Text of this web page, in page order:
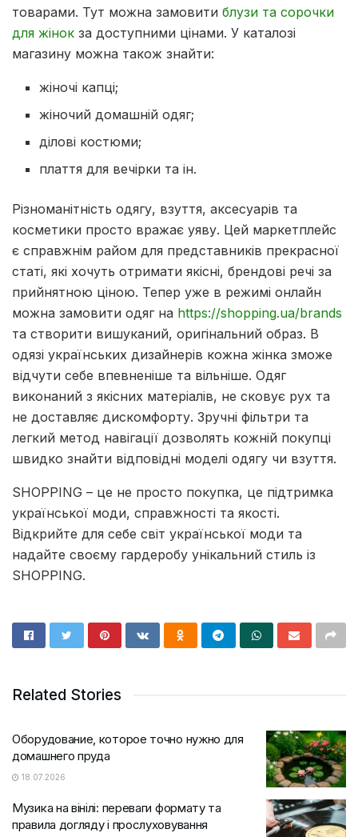
товарами. Тут можна замовити блузи та сорочки
для жінок за доступними цінами. У каталозі
магазину можна також знайти:
жіночі капці;
жіночий домашній одяг;
ділові костюми;
плаття для вечірки та ін.
Різноманітність одягу, взуття, аксесуарів та
косметики просто вражає уяву. Цей маркетплейс
є справжнім райом для представників прекрасної
статі, які хочуть отримати якісні, брендові речі за
прийнятною ціною. Тепер уже в режимі онлайн
можна замовити одяг на https://shopping.ua/brands
та створити вишуканий, оригінальний образ. В
одязі українських дизайнерів кожна жінка зможе
відчути себе впевненіше та вільніше. Одяг
виконаний з якісних матеріалів, не сковує рух та
не доставляє дискомфорту. Зручні фільтри та
легкий метод навігації дозволять кожній покупці
швидко знайти відповідні моделі одягу чи взуття.
SHOPPING – це не просто покупка, це підтримка
української моди, справжності та якості.
Відкрийте для себе світ української моди та
надайте своєму гардеробу унікальний стиль із
SHOPPING.
Related Stories
Оборудование, которое точно нужно для
домашнего пруда
18.07.2026
Музика на вінілі: переваги формату та
правила догляду і прослуховування